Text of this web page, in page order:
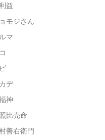
益
モジさん
マ
デ
神
比売命
善右衛門